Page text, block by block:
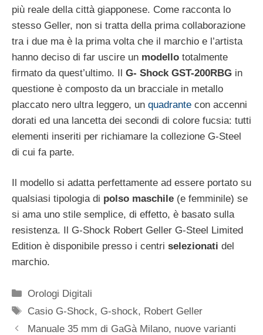
più reale della città giapponese. Come racconta lo
stesso Geller, non si tratta della prima collaborazione
tra i due ma è la prima volta che il marchio e l’artista
hanno deciso di far uscire un modello totalmente
firmato da quest’ultimo. Il G- Shock GST-200RBG in
questione è composto da un bracciale in metallo
placcato nero ultra leggero, un quadrante con accenni
dorati ed una lancetta dei secondi di colore fucsia: tutti
elementi inseriti per richiamare la collezione G-Steel
di cui fa parte.
Il modello si adatta perfettamente ad essere portato su
qualsiasi tipologia di polso maschile (e femminile) se
si ama uno stile semplice, di effetto, è basato sulla
resistenza. Il G-Shock Robert Geller G-Steel Limited
Edition è disponibile presso i centri selezionati del
marchio.
Categorie
Orologi Digitali
Tag
Casio G-Shock, G-shock, Robert Geller
Navigazione
Manuale 35 mm di GaGà Milano, nuove varianti